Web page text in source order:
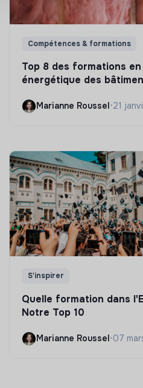
Compétences & formations
Top 8 des formations
énergétique des
Marianne Roussel •21
S'inspirer
Quelle formation dans
Notre Top 10
Marianne Roussel•07